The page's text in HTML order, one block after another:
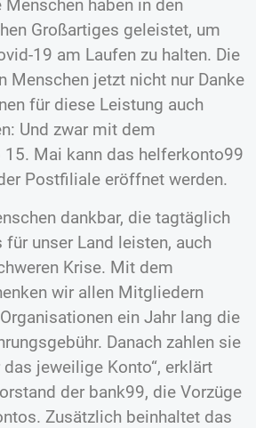
haben in den
Großartiges geleistet, um
19 am Laufen zu halten. Die
Menschen jetzt nicht nur Danke
für diese Leistung auch
Und zwar mit dem
Mai kann das helferkonto99
Postfiliale eröffnet werden.
dankbar, die tagtäglich
unser Land leisten, auch
Krise. Mit dem
wir allen Mitgliedern
ein Jahr lang die
Danach zahlen sie
jeweilige Konto“, erklärt
der bank99, die Vorzüge
Zusätzlich beinhaltet das